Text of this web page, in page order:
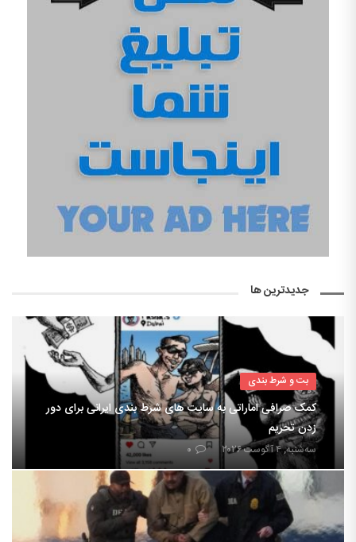
جدیدترین ها
بت و شرط بندی
کمک صرافی اماراتی به سایت های شرط بندی ایرانی برای دور
زدن تحریم
سه‌شنبه, ۴ آگوست ۲۰۲۶ ۰